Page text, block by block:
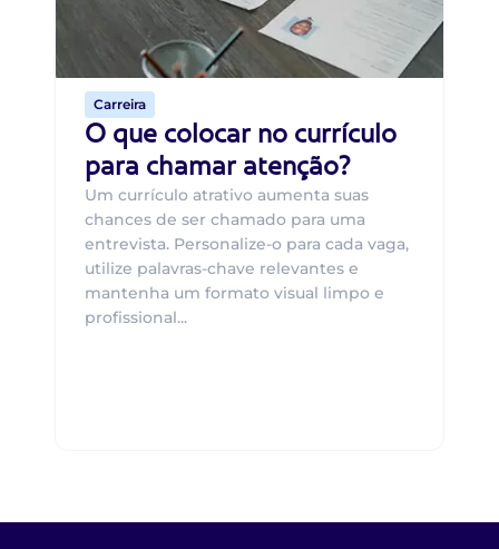
Carreira
O que colocar no currículo
para chamar atenção?
Um currículo atrativo aumenta suas
chances de ser chamado para uma
entrevista. Personalize-o para cada vaga,
utilize palavras-chave relevantes e
mantenha um formato visual limpo e
profissional...